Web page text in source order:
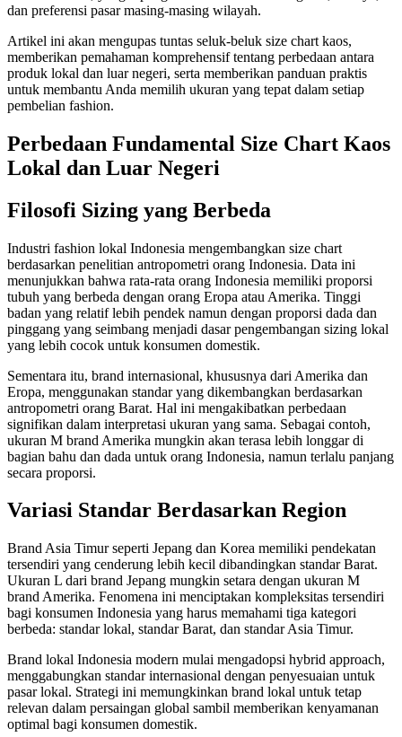
dan preferensi pasar masing-masing wilayah.
Artikel ini akan mengupas tuntas seluk-beluk size chart kaos,
memberikan pemahaman komprehensif tentang perbedaan antara
produk lokal dan luar negeri, serta memberikan panduan praktis
untuk membantu Anda memilih ukuran yang tepat dalam setiap
pembelian fashion.
Perbedaan Fundamental Size Chart Kaos
Lokal dan Luar Negeri
Filosofi Sizing yang Berbeda
Industri fashion lokal Indonesia mengembangkan size chart
berdasarkan penelitian antropometri orang Indonesia. Data ini
menunjukkan bahwa rata-rata orang Indonesia memiliki proporsi
tubuh yang berbeda dengan orang Eropa atau Amerika. Tinggi
badan yang relatif lebih pendek namun dengan proporsi dada dan
pinggang yang seimbang menjadi dasar pengembangan sizing lokal
yang lebih cocok untuk konsumen domestik.
Sementara itu, brand internasional, khususnya dari Amerika dan
Eropa, menggunakan standar yang dikembangkan berdasarkan
antropometri orang Barat. Hal ini mengakibatkan perbedaan
signifikan dalam interpretasi ukuran yang sama. Sebagai contoh,
ukuran M brand Amerika mungkin akan terasa lebih longgar di
bagian bahu dan dada untuk orang Indonesia, namun terlalu panjang
secara proporsi.
Variasi Standar Berdasarkan Region
Brand Asia Timur seperti Jepang dan Korea memiliki pendekatan
tersendiri yang cenderung lebih kecil dibandingkan standar Barat.
Ukuran L dari brand Jepang mungkin setara dengan ukuran M
brand Amerika. Fenomena ini menciptakan kompleksitas tersendiri
bagi konsumen Indonesia yang harus memahami tiga kategori
berbeda: standar lokal, standar Barat, dan standar Asia Timur.
Brand lokal Indonesia modern mulai mengadopsi hybrid approach,
menggabungkan standar internasional dengan penyesuaian untuk
pasar lokal. Strategi ini memungkinkan brand lokal untuk tetap
relevan dalam persaingan global sambil memberikan kenyamanan
optimal bagi konsumen domestik.